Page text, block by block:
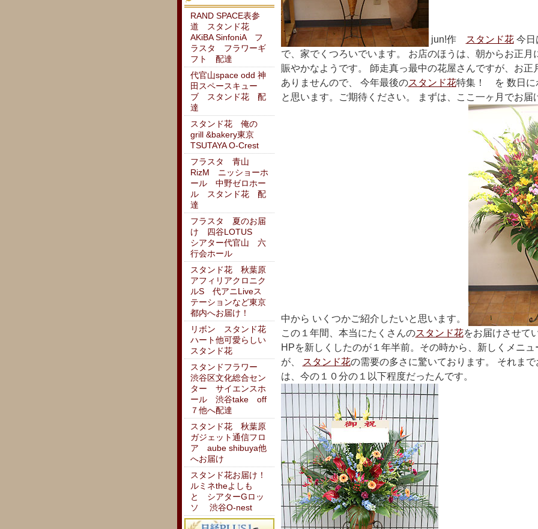
jun!作 スタンド花今日
で、家でくつろいでいます。 お店のほうは、朝からお正月
賑やかなようです。 師走真っ最中の花屋さんですが、お正
ありませんので、 今年最後のスタンド花特集！ を 数日に
と思います。ご期待ください。 まずは、ここ一ヶ月でお届
中から いくつかご紹介したいと思います。
この１年間、本当にたくさんのスタンド花をお届けさせて
HPを新しくしたのが１年半前。その時から、新しくメニ
が、
スタンド花の需要の多さに驚いております。 それま
は、今の１０分の１以下程度だったんです。
RAND SPACE表参
道 スタンド花
AKiBA SinfoniA フ
ラスタ フラワーギ
フト 配達
代官山space odd 神
田スペースキュー
ブ スタンド花 配
達
スタンド花 俺の
grill &bakery東京
TSUTAYA O-Crest
フラスタ 青山
RizM ニッショーホ
ール 中野ゼロホー
ル スタンド花 配
達
フラスタ 夏のお届
け 四谷LOTUS
シアター代官山 六
行会ホール
スタンド花 秋葉原
アフィリアクロニク
ルS 代アニLiveス
テーションなど東京
都内へお届け！
リボン スタンド花
ハート他可愛らしい
スタンド花
スタンドフラワー
渋谷区文化総合セン
ター サイエンスホ
ール 渋谷take off
７他へ配達
スタンド花 秋葉原
ガジェット通信フロ
ア aube shibuya他
へお届け
スタンド花お届け！
ルミネtheよしも
と シアターGロッ
ソ 渋谷O-nest